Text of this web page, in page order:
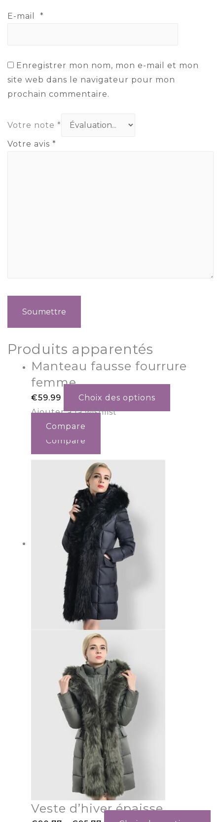
E-mail *
Enregistrer mon nom, mon e-mail et mon
site web dans le navigateur pour mon
prochain commentaire.
Votre note *
Votre avis *
Produits apparentés
Manteau fausse fourrure
femme
€59.99
Choix des options
Ajouter à la wishlist
Compare
Compare
Veste d’hiver épaisse